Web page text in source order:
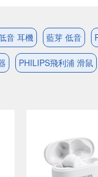
音 耳機 藍芽 低音
PHILIPS飛利浦 滑鼠